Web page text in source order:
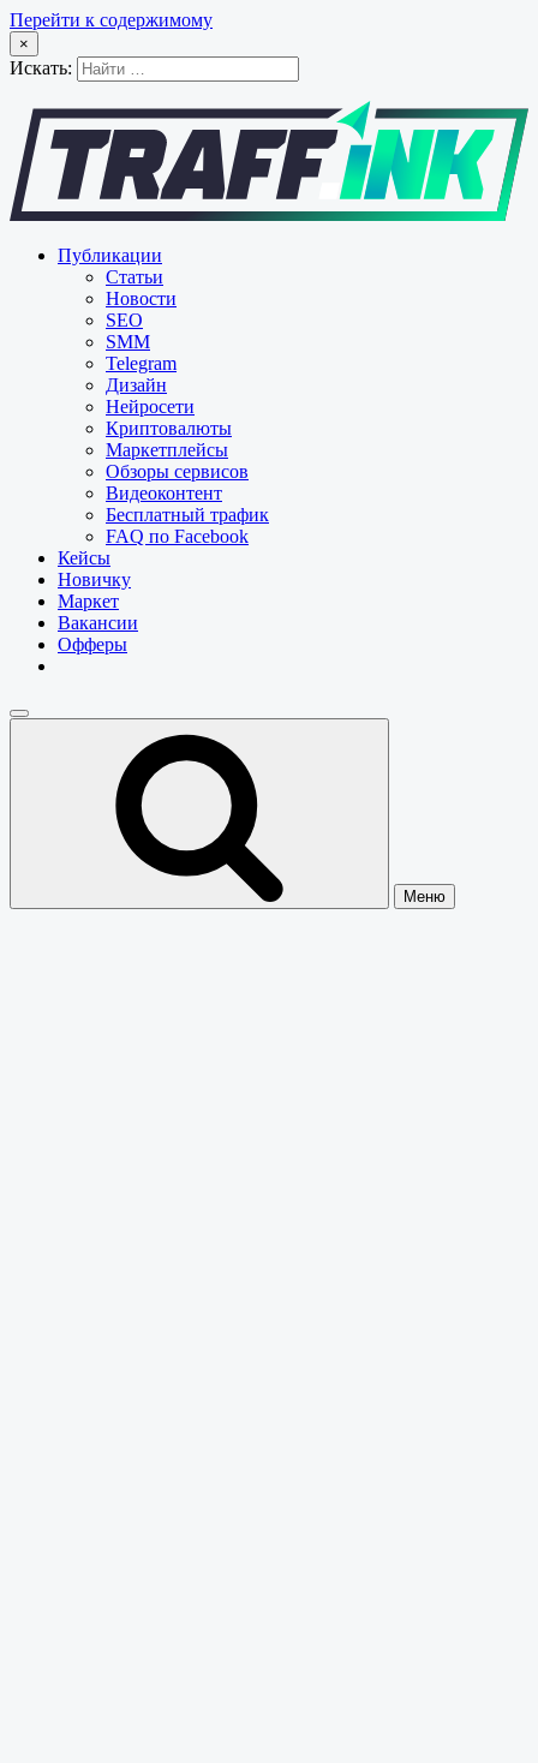
Перейти к содержимому
×
Искать:
Публикации
Статьи
Новости
SEO
SMM
Telegram
Дизайн
Нейросети
Криптовалюты
Маркетплейсы
Обзоры сервисов
Видеоконтент
Бесплатный трафик
FAQ по Facebook
Кейсы
Новичку
Маркет
Вакансии
Офферы
Меню